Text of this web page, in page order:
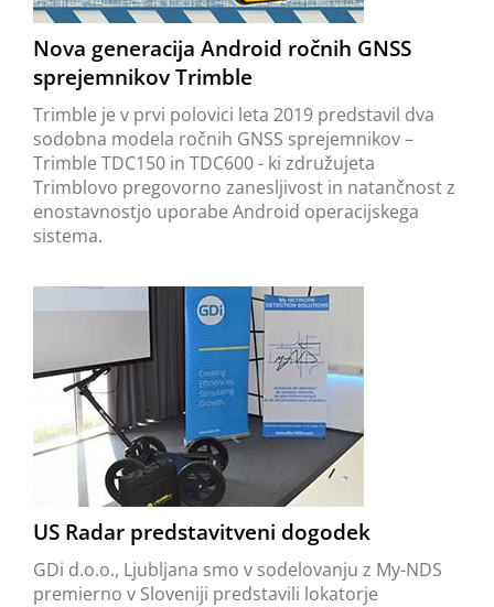
Nova generacija Android ročnih GNSS
sprejemnikov Trimble
Trimble je v prvi polovici leta 2019 predstavil dva
sodobna modela ročnih GNSS sprejemnikov –
Trimble TDC150 in TDC600 - ki združujeta
Trimblovo pregovorno zanesljivost in natančnost z
enostavnostjo uporabe Android operacijskega
sistema.
US Radar predstavitveni dogodek
GDi d.o.o., Ljubljana smo v sodelovanju z My-NDS
premierno v Sloveniji predstavili lokatorje